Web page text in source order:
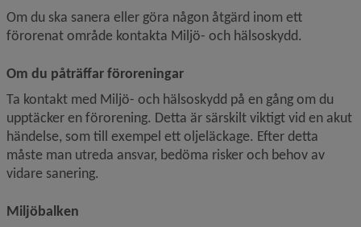
Om du ska sanera eller göra någon åtgärd inom ett
förorenat område kontakta Miljö- och hälsoskydd.
Om du påträffar föroreningar
Ta kontakt med Miljö- och hälsoskydd på en gång om du
upptäcker en förorening. Detta är särskilt viktigt vid en akut
händelse, som till exempel ett oljeläckage. Efter detta
måste man utreda ansvar, bedöma risker och behov av
vidare sanering.
Miljöbalken